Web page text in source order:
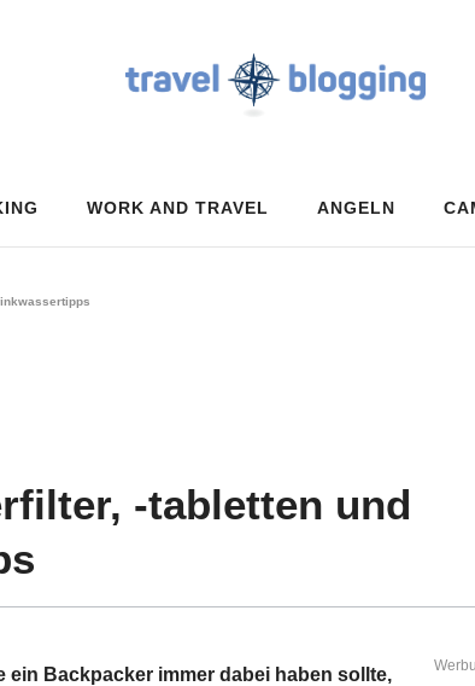
WORK AND TRAVEL ANGELN
-tabletten und
Backpacker immer dabei haben sollte,